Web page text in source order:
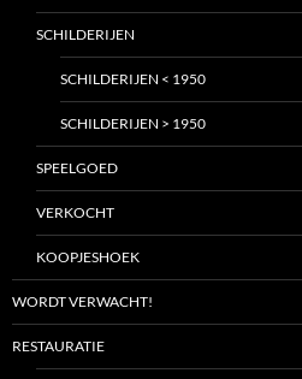
SCHILDERIJEN
SCHILDERIJEN < 1950
SCHILDERIJEN > 1950
SPEELGOED
VERKOCHT
KOOPJESHOEK
WORDT VERWACHT!
RESTAURATIE